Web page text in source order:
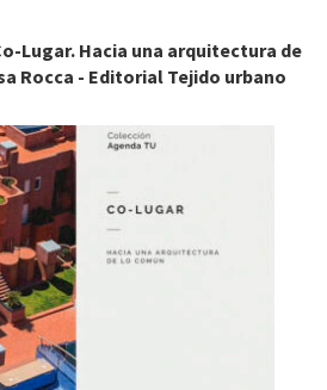
Lugar. Hacia una arquitectura de
Rocca - Editorial Tejido urbano